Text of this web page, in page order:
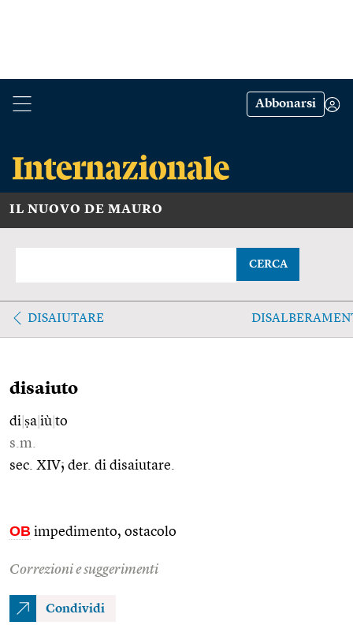
Abbonarsi
IL NUOVO DE MAURO
CERCA
DISAIUTARE
disaiuto
di ṣa iù to
s.m.
sec. XIV; der. di disaiutare.
OB impedimento, ostacolo
Correzioni e suggerimenti
Condividi